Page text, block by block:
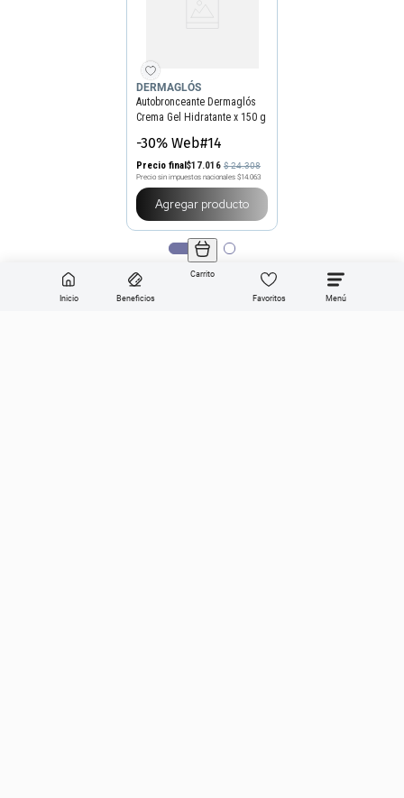
Inicio Beneficios
Carrito
Favoritos
DERMAGLÓS
Autobronceante Dermaglós
Crema Gel Hidratante x 150 g
-30% Web#14
Precio final$17.016 $24.308
Precio sin impuestos nacionales $14.063
Agregar producto